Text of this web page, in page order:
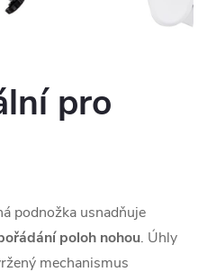
pro
podnožka usnadňuje
poloh nohou. Úhly
mechanismus